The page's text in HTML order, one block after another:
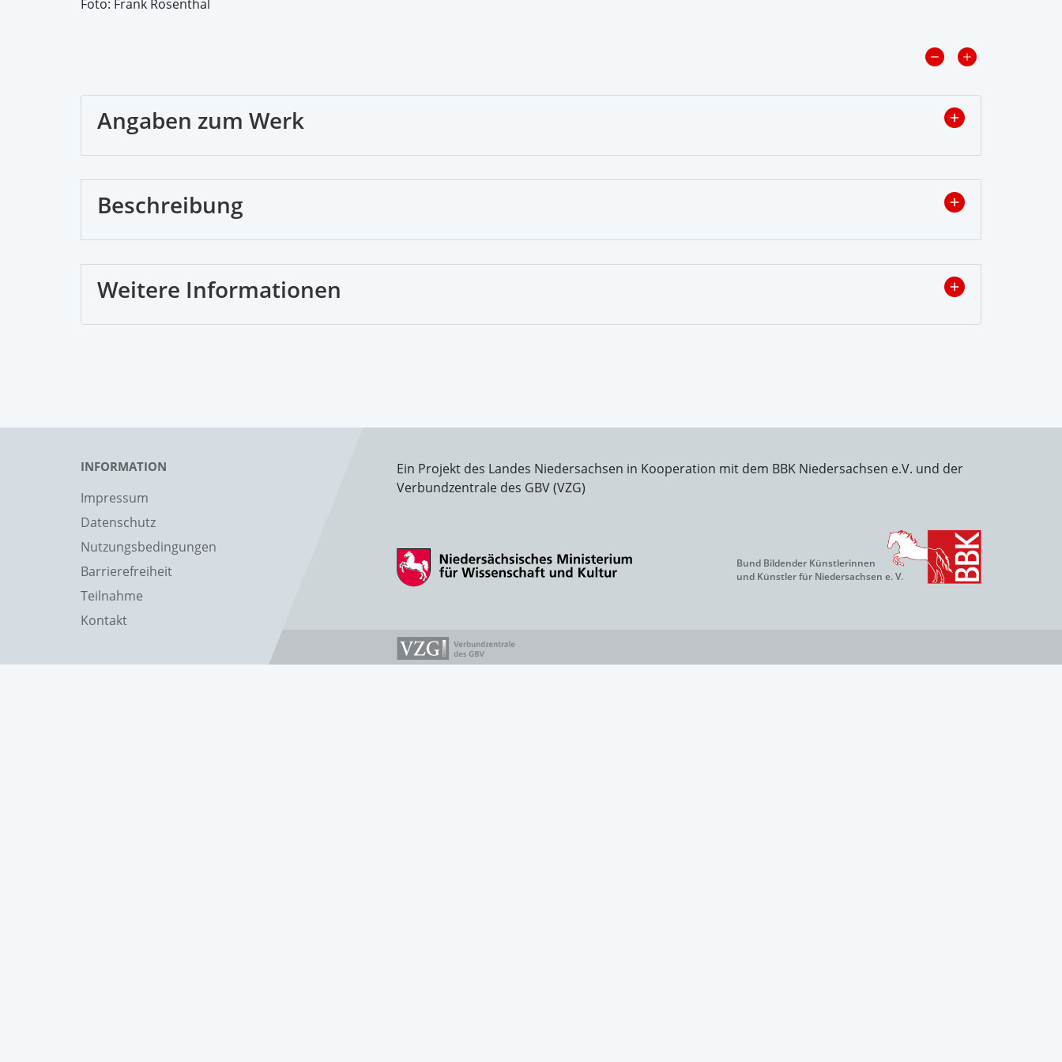
Foto: Frank Rosenthal
Angaben zum Werk
Beschreibung
Weitere Informationen
INFORMATION
Impressum
Datenschutz
Nutzungsbedingungen
Barrierefreiheit
Teilnahme
Kontakt
Ein Projekt des Landes Niedersachsen in Kooperation mit dem BBK Niedersachsen e.V. und der
Verbundzentrale des GBV (VZG)
Bund Bildender Künstlerinnen
und Künstler für Niedersachsen e. V.